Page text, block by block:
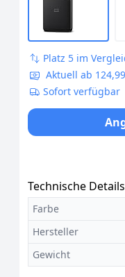
Platz 5 im
Aktuell ab
Sofort verfügbar
Technische Details
Farbe
Hersteller
Gewicht